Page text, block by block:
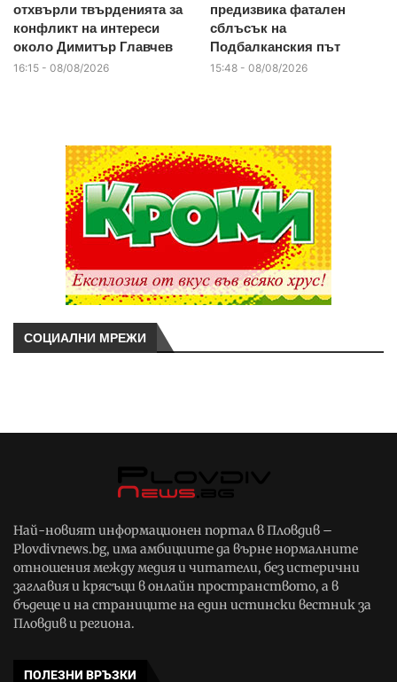
отхвърли твърденията за
конфликт на интереси
около Димитър Главчев
16:15 - 08/08/2026
предизвика фатален
сблъсък на
Подбалканския път
15:48 - 08/08/2026
СОЦИАЛНИ МРЕЖИ
Най-новият информационен портал в Пловдив –
Plovdivnews.bg, има амбициите да върне нормалните
отношения между медия и читатели, без истерични
заглавия и крясъци в онлайн пространството, а в
бъдеще и на страниците на един истински вестник за
Пловдив и региона.
ПОЛЕЗНИ ВРЪЗКИ